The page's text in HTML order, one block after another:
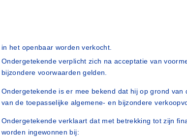
in het openbaar worden verkocht.
Ondergetekende verplicht zich na acceptatie van
bijzondere voorwaarden gelden.
Ondergetekende is er mee bekend dat hij op grond
van de toepasselijke algemene- en bijzondere
Ondergetekende verklaart dat met betrekking tot zijn
worden ingewonnen bij: